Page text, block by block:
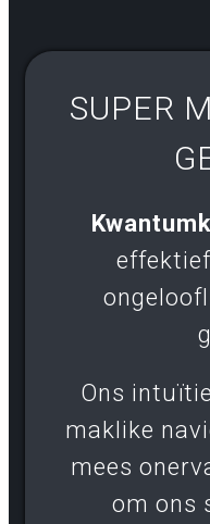
SUPER
Ons
maklike
mees
om ons